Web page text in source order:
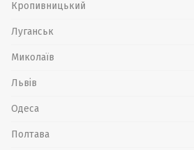
Кропивницький
Луганськ
Миколаїв
Львів
Одеса
Полтава